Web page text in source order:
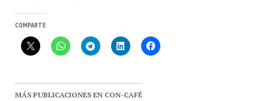
COMPARTE
MÁS PUBLICACIONES EN CON-CAFÉ